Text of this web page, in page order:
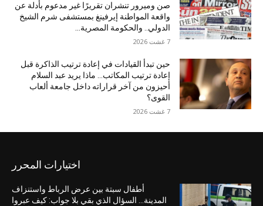
صن وميرور تنشران تقريرًا غير مدعوم بأدلة عن
واقعة المواطنة إيرفينغ بمستشفى شرم الشيخ
الدولي.. والحكومة المصرية...
7 غشت 2026
حين تبدأ القيادات في إعادة ترتيب الذاكرة قبل
إعادة ترتيب المكاتب… ماذا يريد عبد السلام
أحيزون من آخر قراراته داخل جامعة ألعاب
القوى؟
7 غشت 2026
اختيارات المحرر
أطفال سبتة بين عرض الرباط واستنزاف
المدينة… السؤال الذي بقي بلا جواب: كيف عبروا